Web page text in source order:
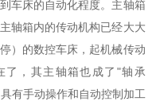
车床的自动化程度。主轴箱
轴箱内的传动机构已经大大
）的数控车床，起机械传动
了，其主轴箱也成了"轴承
有手动操作和自动控制加工